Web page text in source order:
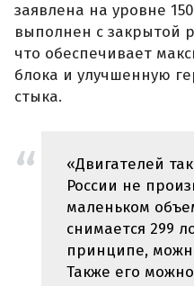
заявлена на уровне
выполнен с закрытой
что обеспечивает
блока и улучшенную
стыка.
«Двигателей
России не
маленьком
снимается 299
принципе,
Также его